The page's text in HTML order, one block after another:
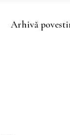
Arhivă